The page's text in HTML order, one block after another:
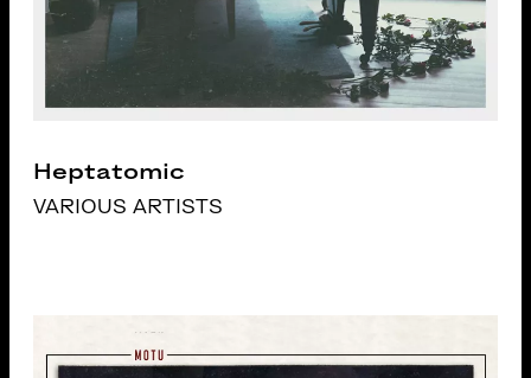
Heptatomic
VARIOUS ARTISTS